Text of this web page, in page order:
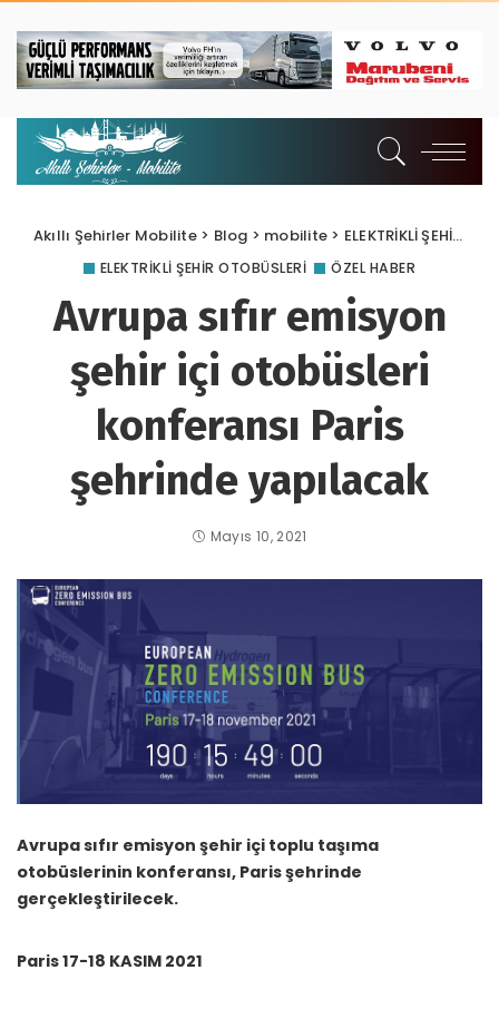
Akıllı Şehirler Mobilite> Blog > mobilite > ELEKTRİKLİ ŞEHİR OTOBÜSLERİ
ELEKTRİKLİ ŞEHİR OTOBÜSLERİ ÖZEL HABER
Avrupa sıfır emisyon
şehir içi otobüsleri
konferansı Paris
şehrinde yapılacak
Mayıs 10, 2021
Avrupa sıfır emisyon şehir içi toplu taşıma
otobüslerinin konferansı, Paris şehrinde
gerçekleştirilecek.
Paris 17-18 KASIM 2021